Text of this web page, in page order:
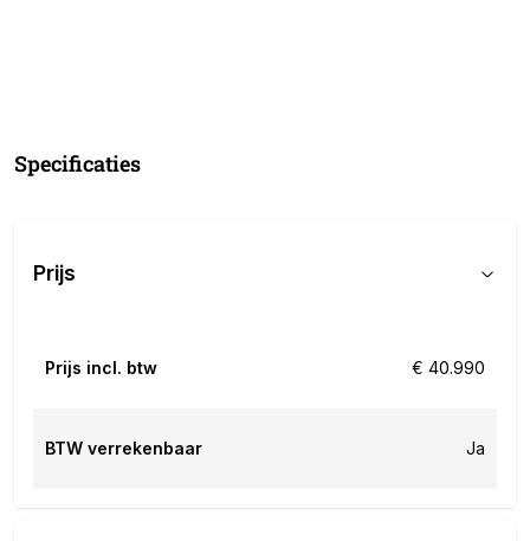
Specificaties
Prijs
Prijs incl. btw € 40.990
BTW verrekenbaar Ja